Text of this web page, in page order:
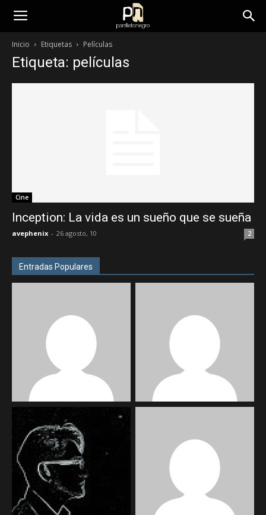
panfletonegro
Inicio Etiquetas Películas
Etiqueta: películas
Cine
Inception: La vida es un sueño que se sueña
avephenix - 26 agosto, 10 2
Entradas Populares